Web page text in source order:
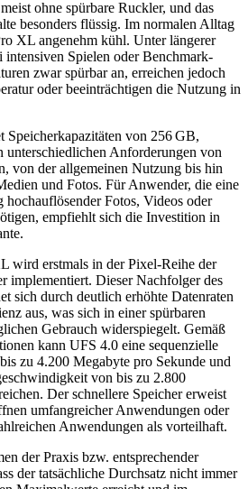
ohne spürbare Ruckler, und das
besonders flüssig. Im normalen Alltag
XL angenehm kühl. Unter längerer
intensiven Spielen oder Benchmark-
zwar spürbar an, erreichen jedoch
oder beeinträchtigen die Nutzung in
von 256 GB,
unterschiedlichen Anforderungen von
von der allgemeinen Nutzung bis hin
und Fotos. Für Anwender, die eine
hochauflösender Fotos, Videos oder
empfiehlt sich die Investition in
wird erstmals in der Pixel-Reihe der
implementiert. Dieser Nachfolger des
sich durch deutlich erhöhte Datenraten
aus, was sich in einer spürbaren
Gebrauch widerspiegelt. Gemäß
kann UFS 4.0 eine sequenzielle
zu 4.200 Megabyte pro Sekunde und
von bis zu 2.800
Der schnellere Speicher erweist
umfangreicher Anwendungen oder
Anwendungen als vorteilhaft.
der Praxis bzw. entsprechender
der tatsächliche Durchsatz nicht immer